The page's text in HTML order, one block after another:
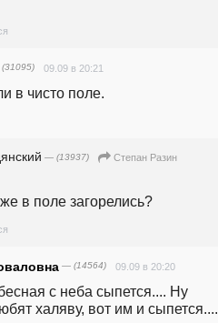
09.09 в 20:21
в чисто поле.
— (13937)
Степан Разин
в поле загорелись?
— (14564) 09.09 в 20:20
с неба сыпется.... Ну
халяву, вот им и сыпется....